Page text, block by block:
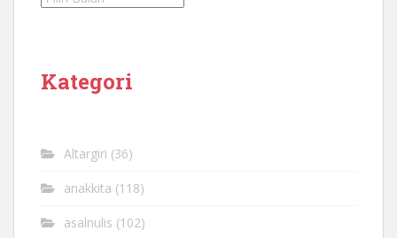
Kategori
Altargiri (36)
anakkita (118)
asalnulis (102)